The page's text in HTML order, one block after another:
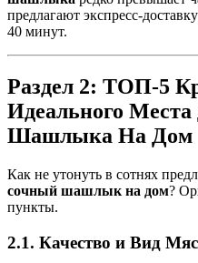
предлагают экспресс-
40 минут.
Раздел 2: ТОП-5
Идеального Места
Шашлыка На Дом
Как не утонуть в сотнях
сочный шашлык на дом?
пункты.
2.1. Качество и Вид